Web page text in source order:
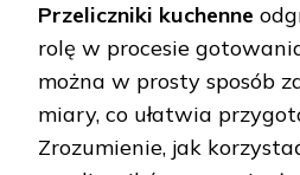
Przeliczniki kuchenne
rolę w procesie
można w prosty sposób
miary, co ułatwia
Zrozumienie, jak